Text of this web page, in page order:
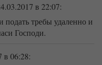
гостевой
в 22:07:
требы удаленно и
Господи.
в 06:28: